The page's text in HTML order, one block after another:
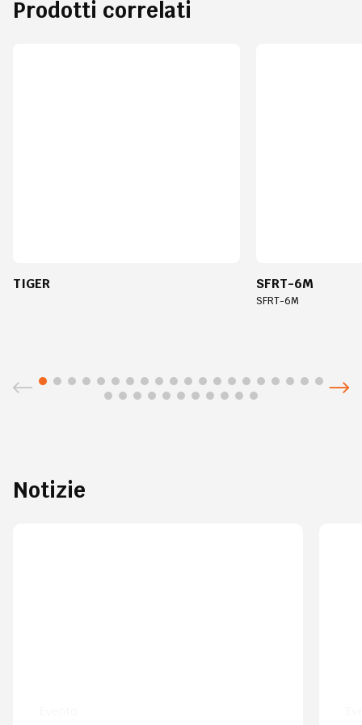
Prodotti correlati
TIGER SFRT-6M
SFRT-6M
Notizie